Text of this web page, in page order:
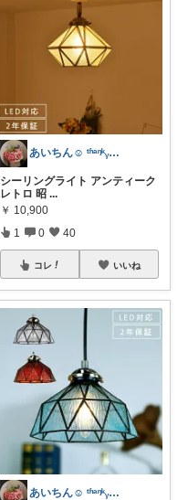
あいちん☺️ ᵗʱᵃᵑᵏᵧₒᵤওೄ ♬*
シーリングライト アンティーク
レトロ 昭 ...
￥ 10,900
1 0 40
コレ いいね
あいちん☺️ ᵗʱᵃᵑᵏᵧₒᵤওೄ ♬*